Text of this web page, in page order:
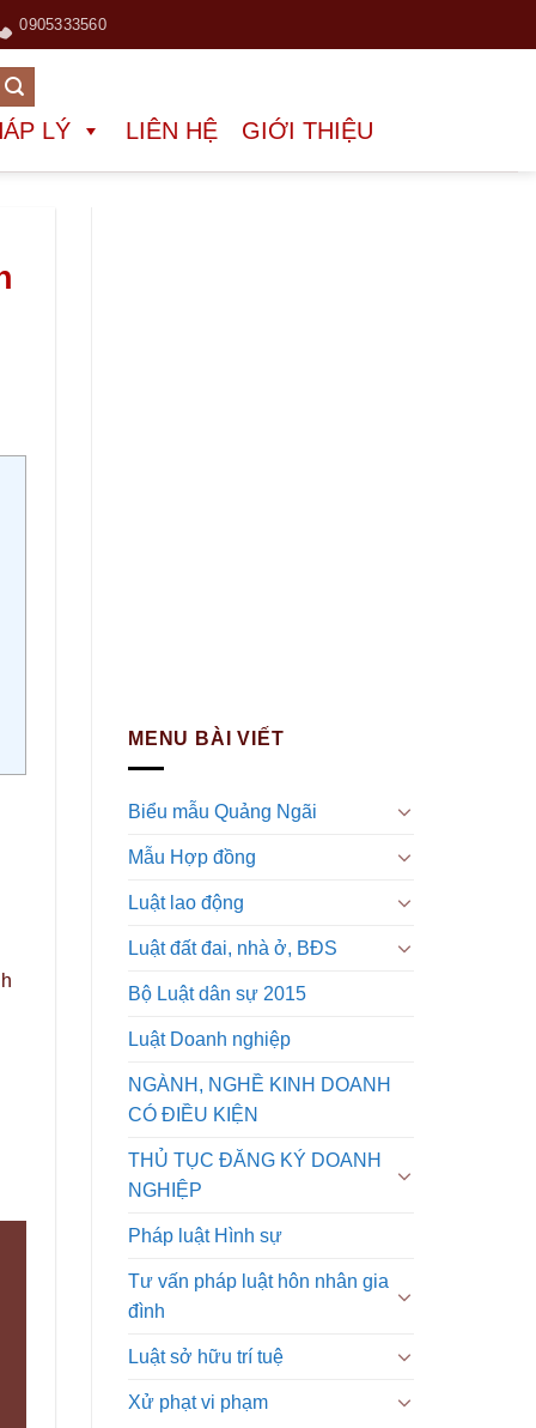
0905333560
LÝ LIÊN HỆ GIỚI THIỆU
MENU BÀI VIẾT
Biểu mẫu Quảng Ngãi
Mẫu Hợp đồng
Luật lao động
Luật đất đai, nhà ở, BĐS
Bộ Luật dân sự 2015
Luật Doanh nghiệp
NGÀNH, NGHỀ KINH DOANH
CÓ ĐIỀU KIỆN
THỦ TỤC ĐĂNG KÝ DOANH
NGHIỆP
Pháp luật Hình sự
Tư vấn pháp luật hôn nhân gia
đình
Luật sở hữu trí tuệ
Xử phạt vi phạm